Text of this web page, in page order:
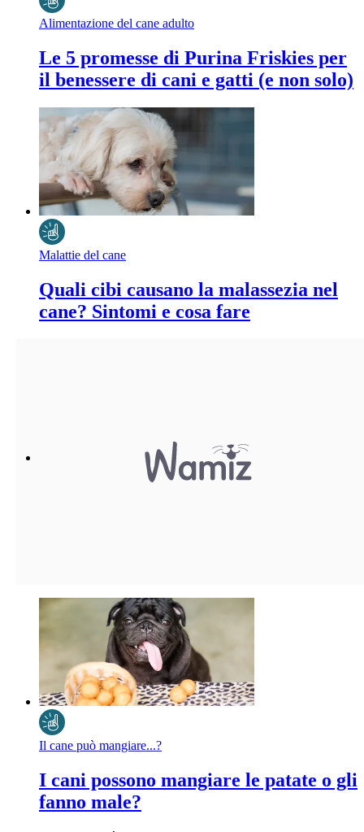
Alimentazione del cane adulto
Le 5 promesse di Purina Friskies per
il benessere di cani e gatti (e non solo)
Malattie del cane
Quali cibi causano la malassezia nel
cane? Sintomi e cosa fare
Il cane può mangiare...?
I cani possono mangiare le patate o gli
fanno male?